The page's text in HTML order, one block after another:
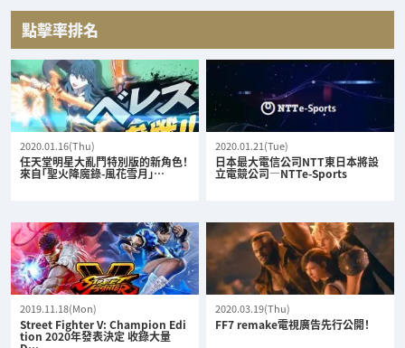
點擊率排名
2020.01.16(Thu)
任天堂明星大亂鬥特別版的新角色！
來自「聖火降魔錄-風花雪月」…
2020.01.21(Tue)
日本最大電信公司NTT東日本將設
立電競公司—NTTe-Sports
2019.11.18(Mon)
Street Fighter V: Champion Edi
tion 2020年發表決定 收錄大量
2020.03.19(Thu)
FF7 remake電視廣告先行公開！